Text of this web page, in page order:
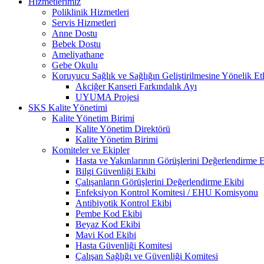
Poliklinik Hizmetleri
Servis Hizmetleri
Anne Dostu
Bebek Dostu
Ameliyathane
Gebe Okulu
Koruyucu Sağlık ve Sağlığın Geliştirilmesine Yönelik
Akciğer Kanseri Farkındalık Ayı
UYUMA Projesi
SKS Kalite Yönetimi
Kalite Yönetim Birimi
Kalite Yönetim Direktörü
Kalite Yönetim Birimi
Komiteler ve Ekipler
Hasta ve Yakınlarının Görüşlerini Değerlendirme
Bilgi Güvenliği Ekibi
Çalışanların Görüşlerini Değerlendirme Ekibi
Enfeksiyon Kontrol Komitesi / EHU Komisyonu
Antibiyotik Kontrol Ekibi
Pembe Kod Ekibi
Beyaz Kod Ekibi
Mavi Kod Ekibi
Hasta Güvenliği Komitesi
Çalışan Sağlığı ve Güvenliği Komitesi